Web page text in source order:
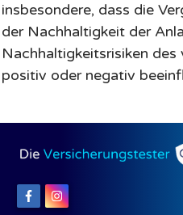
insbesondere, dass die
der Nachhaltigkeit der
Nachhaltigkeitsrisiken
positiv oder negativ